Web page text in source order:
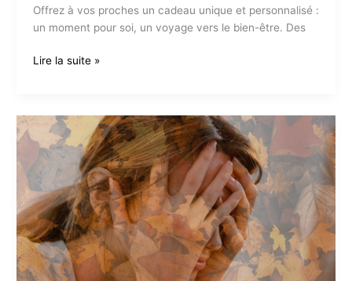
Offrez à vos proches un cadeau unique et personnalisé :
un moment pour soi, un voyage vers le bien-être. Des
Offrez
Noël
!
Lire la suite »